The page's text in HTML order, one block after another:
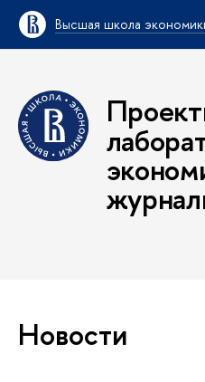
Высшая школа
Новости